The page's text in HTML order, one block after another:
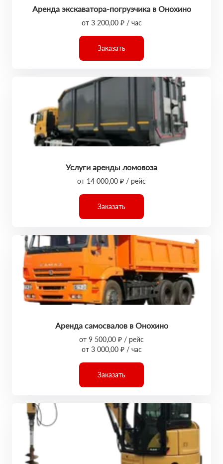
Аренда экскаватора-погрузчика в Онохино
от 3 200,00 ₽ / час
Заказать
Услуги аренды ломовоза
от 14 000,00 ₽ / рейс
Заказать
Аренда самосвалов в Онохино
от 9 500,00 ₽ / рейс
от 3 000,00 ₽ / час
Заказать